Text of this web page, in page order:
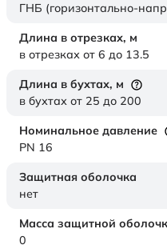
ГНБ (горизонтально-
Длина в отрезках, м
в отрезках от 6 до 13.5
Длина в бухтах, м
в бухтах от 25 до 200
Номинальное давление
PN 16
Защитная оболочка
нет
Масса защитной
0